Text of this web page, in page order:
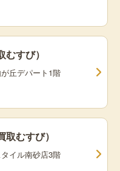
すび）
丘デパート1階
むすび）
イル南砂店3階